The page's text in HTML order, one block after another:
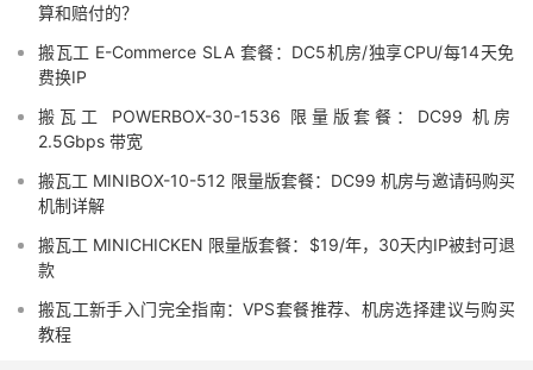
算和赔付的？
搬瓦工 E-Commerce SLA 套餐：DC5机房/独享CPU/每14天免
费换IP
搬瓦工 POWERBOX-30-1536 限量版套餐：DC99 机房
2.5Gbps 带宽
搬瓦工 MINIBOX-10-512 限量版套餐：DC99 机房与邀请码购买
机制详解
搬瓦工 MINICHICKEN 限量版套餐：$19/年，30天内IP被封可退
款
搬瓦工新手入门完全指南：VPS套餐推荐、机房选择建议与购买
教程